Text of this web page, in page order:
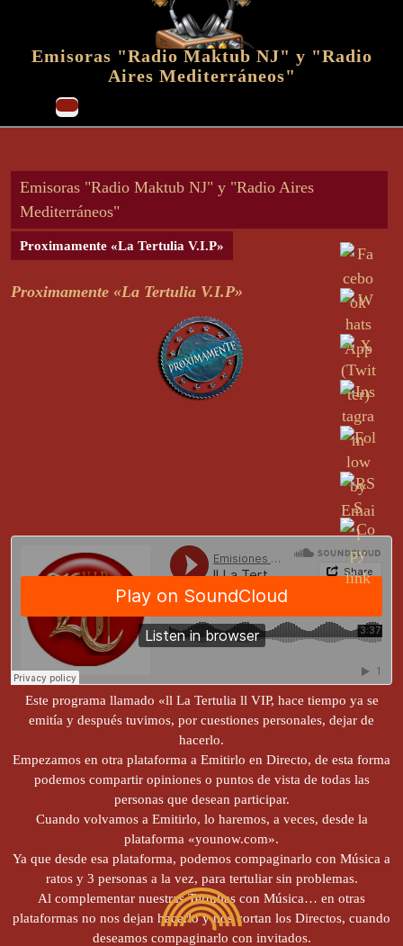
contentEmisoras "Radio Maktub NJ" y "Radio
Aires Mediterráneos"
Open
Button
Emisoras "Radio Maktub NJ" y "Radio Aires
Mediterráneos"
Proximamente «La Tertulia V.I.P»
Proximamente «La Tertulia V.I.P»
Este programa llamado «ll La Tertulia ll VIP, hace tiempo ya se
emitía y después tuvimos, por cuestiones personales, dejar de
hacerlo.
Empezamos en otra plataforma a Emitirlo en Directo, de esta forma
podemos compartir opiniones o puntos de vista de todas las
personas que desean participar.
Cuando volvamos a Emitirlo, lo haremos, a veces, desde la
plataforma «younow.com».
Ya que desde esa plataforma, podemos compaginarlo con Música a
ratos y 3 personas a la vez, para tertuliar sin problemas.
Al complementar nuestras Tertulias con Música… en otras
plataformas no nos dejan hacerlo y nos cortan los Directos, cuando
deseamos compaginarlo con invitados.